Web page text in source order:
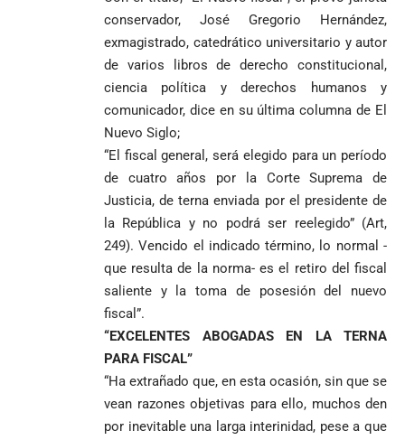
conservador, José Gregorio Hernández,
exmagistrado, catedrático universitario y autor
de varios libros de derecho constitucional,
ciencia política y derechos humanos y
comunicador, dice en su última columna de El
Nuevo Siglo;
“El fiscal general, será elegido para un período
de cuatro años por la Corte Suprema de
Justicia, de terna enviada por el presidente de
la República y no podrá ser reelegido” (Art,
249). Vencido el indicado término, lo normal -
que resulta de la norma- es el retiro del fiscal
saliente y la toma de posesión del nuevo
fiscal”.
“EXCELENTES ABOGADAS EN LA TERNA
PARA FISCAL”
“Ha extrañado que, en esta ocasión, sin que se
vean razones objetivas para ello, muchos den
por inevitable una larga interinidad, pese a que